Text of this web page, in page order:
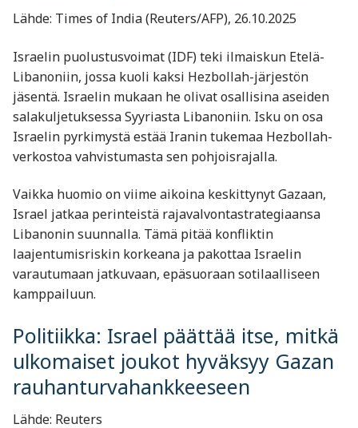
Lähde: Times of India (Reuters/AFP), 26.10.2025
Israelin puolustusvoimat (IDF) teki ilmaiskun Etelä-
Libanoniin, jossa kuoli kaksi Hezbollah-järjestön
jäsentä. Israelin mukaan he olivat osallisina aseiden
salakuljetuksessa Syyriasta Libanoniin. Isku on osa
Israelin pyrkimystä estää Iranin tukemaa Hezbollah-
verkostoa vahvistumasta sen pohjoisrajalla.
Vaikka huomio on viime aikoina keskittynyt Gazaan,
Israel jatkaa perinteistä rajavalvontastrategiaansa
Libanonin suunnalla. Tämä pitää konfliktin
laajentumisriskin korkeana ja pakottaa Israelin
varautumaan jatkuvaan, epäsuoraan sotilaalliseen
kamppailuun.
Politiikka: Israel päättää itse, mitkä
ulkomaiset joukot hyväksyy Gazan
rauhanturvahankkeeseen
Lähde: Reuters